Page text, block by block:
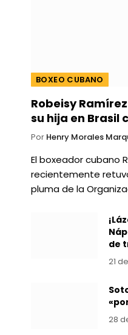
BOXEO CUBANO
Robeisy
su hija en Brasil
Por Henry Morales
El boxeador cubano
recientemente
pluma de la
de
21
28